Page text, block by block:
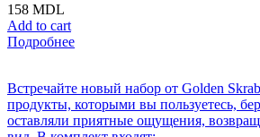
158 MDL
Add to cart
Подробнее
Встречайте новый набор от Golden
продукты, которыми вы пользуетесь,
оставляли приятные ощущения,